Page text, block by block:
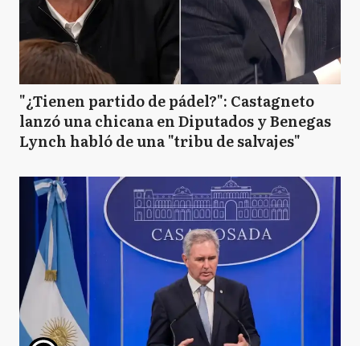
"¿Tienen partido de pádel?": Castagneto
lanzó una chicana en Diputados y Benegas
Lynch habló de una "tribu de salvajes"